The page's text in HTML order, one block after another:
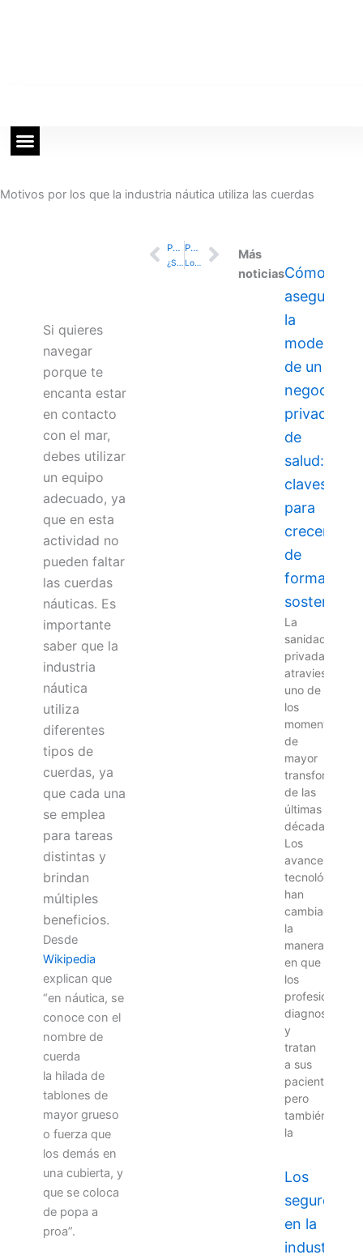
Motivos por los que la industria náutica utiliza las cuerdas
Si quieres
navegar
porque te
encanta estar
en contacto
con el mar,
debes utilizar
un equipo
adecuado, ya
que en esta
actividad no
pueden faltar
las cuerdas
náuticas. Es
importante
saber que la
industria
náutica
utiliza
diferentes
tipos de
cuerdas, ya
que cada una
se emplea
para tareas
distintas y
brindan
múltiples
beneficios.
Desde
Wikipedia
explican que
“en náutica, se
conoce con el
nombre de
cuerda
la hilada de
tablones de
mayor grueso
o fuerza que
los demás en
una cubierta, y
que se coloca
de popa a
proa”.
Ant
PREVIO
¿Son seguros los camiones?
PROXIMO
Los seguros en la industria Siguiente
Más
noticiasCómo
asegurar
la
de un
negocio
privado
de
salud:
claves
para
crecer
de
forma
sostenible
La
sanidad
privada
atraviesa
uno de
los
momentos
de
mayor
de las
últimas
décadas.
Los
avances
tecnológicos
han
cambiado
la
manera
en que
los
profesionales
diagnostican
y
tratan
a sus
pacientes,
pero
también
la
Los
seguros
en la
industria